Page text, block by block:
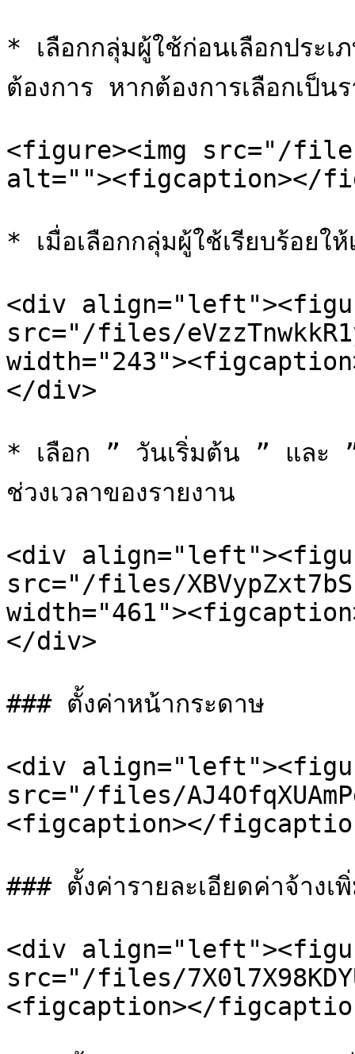
* เลือกกลุ่มผู้ใช้ก่อนเลือกประเ
ต้องการ หากต้องการเลือกเป็น
<figure><img src="/files/
alt=""><figcaption></
* เมื่อเลือกกลุ่มผู้ใช้เรียบร้อยให้
<div
src="/files/
</div>
* เลือก ” วันเริ่มต้น ” และ
ช่วงเวลาของรายงาน
<div
src="/files/
</div>
### ตั้งค่าหน้ากระดาษ
<div
src="/files/
<figcaption></
### ตั้งค่ารายละเอียดค่าจ้างเ
<div
src="/files/
<figcaption></